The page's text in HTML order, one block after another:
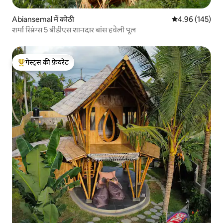
Abiansemal में कोठी औसत रेटिंग 5 में से
4.96 (145)
शर्मा स्प्रिंग्स 5 बीडीएस शानदार बांस हवेली पूल
गेस्ट्स का टॉप फ़ेवरेट
गेस्ट्स की फ़ेवरेट